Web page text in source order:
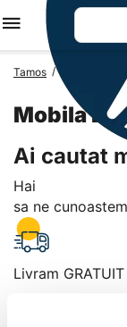
Tamos / Mobila
Mobila
Ai cautat
Hai
sa ne
Livram